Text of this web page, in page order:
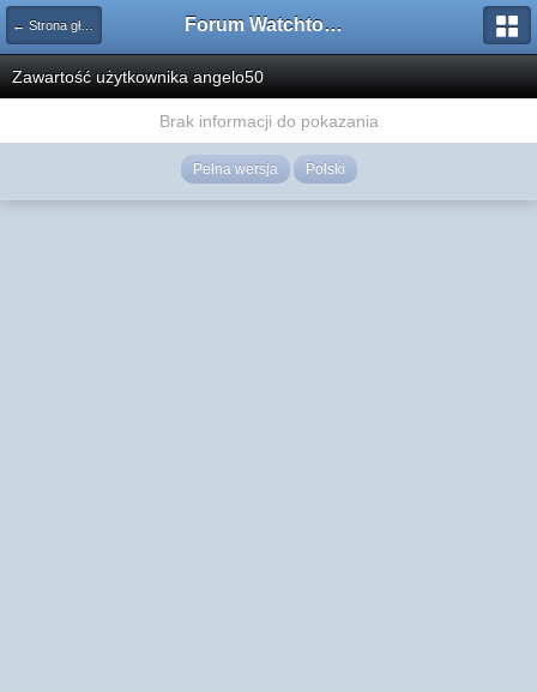
← Strona główna Forum Watchtower
Zawartość użytkownika angelo50
Brak informacji do pokazania
Pełna wersja Polski